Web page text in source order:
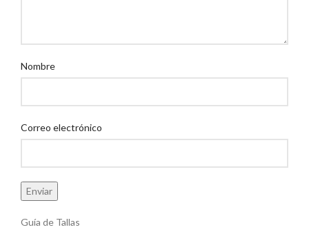
Nombre
Correo electrónico
Alternative:
Guía de Tallas